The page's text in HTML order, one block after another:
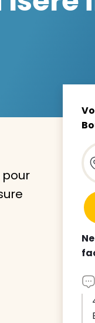
qui vous
la garde de
nos intervenants
Trouver mon
pour